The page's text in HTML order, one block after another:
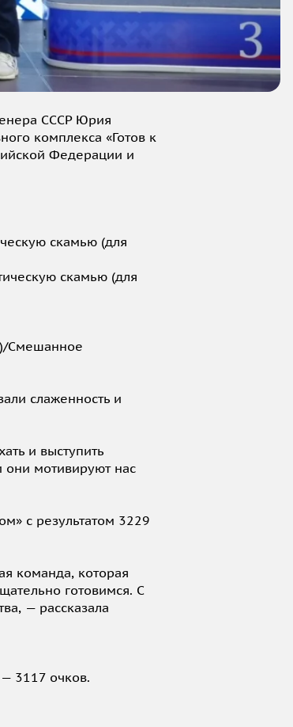
СССР Юрия
комплекса «Готов к
Федерации и
скамью (для
скамью (для
Смешанное
слаженность и
и выступить
они мотивируют нас
с результатом 3229
команда, которая
готовимся. С
— рассказала
3117 очков.